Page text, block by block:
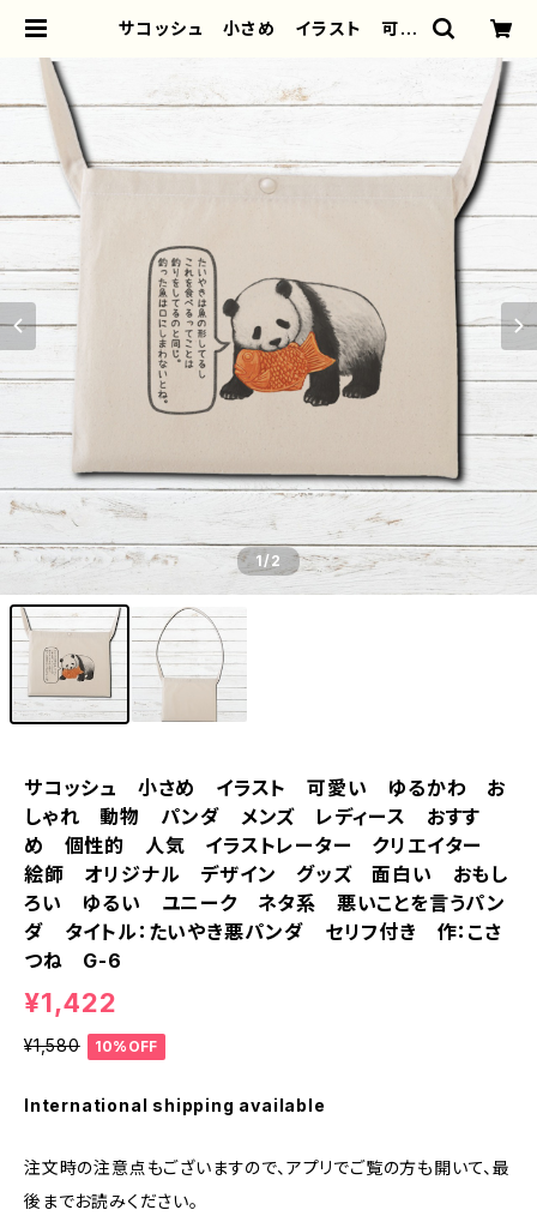
サコッシュ 小さめ イラスト 可愛
め 個性的 人気 イラストレータ
ー クリエイター 絵師 オリジナ
ル デザイン グッズ 面白い お
系 悪いことを言うパンダ タイト
ル：たいやき悪パンダ セリフ付き
作：こさつね G-6 | iPhoneケース/
販｜雑貨屋アリうさ
1/2
サコッシュ 小さめ イラスト 可愛い ゆるかわ お
しゃれ 動物 パンダ メンズ レディース おすす
め 個性的 人気 イラストレーター クリエイター
絵師 オリジナル デザイン グッズ 面白い おもし
ろい ゆるい ユニーク ネタ系 悪いことを言うパン
ダ タイトル：たいやき悪パンダ セリフ付き 作：こさ
つね G-6
¥1,422
¥1,580 10%OFF
International shipping available
注文時の注意点もございますので、アプリでご覧の方も開いて、最
後までお読みください。